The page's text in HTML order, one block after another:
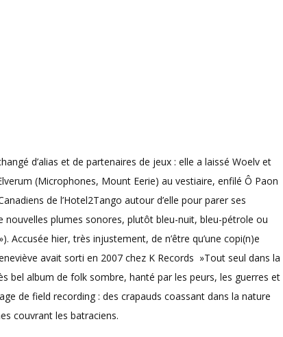
d’alias et de partenaires de jeux : elle a laissé Woelv et
(Microphones, Mount Eerie) au vestiaire, enfilé Ô Paon
de l’Hotel2Tango autour d’elle pour parer ses
nouvelles plumes sonores, plutôt bleu-nuit, bleu-pétrole ou
Accusée hier, très injustement, de n’être qu’une copi(n)e
avait sorti en 2007 chez K Records »Tout seul dans la
bel album de folk sombre, hanté par les peurs, les guerres et
de field recording : des crapauds coassant dans la nature
couvrant les batraciens.